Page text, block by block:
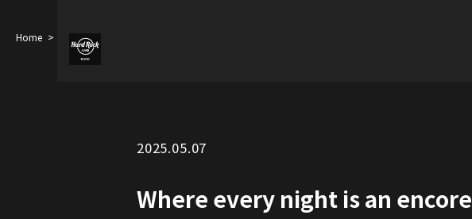
Home Where every night is an encore
2025.05.07
Where every night is an encore